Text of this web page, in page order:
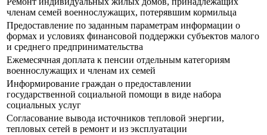
членам семей военнослужащих, потерявшим кормильца
Предоставление по заданным параметрам информации о
формах и условиях финансовой поддержки субъектов малого
и среднего предпринимательства
Ежемесячная доплата к пенсии отдельным категориям
военнослужащих и членам их семей
Информирование граждан о предоставлении
государственной социальной помощи в виде набора
социальных услуг
Согласование вывода источников тепловой энергии,
тепловых сетей в ремонт и из эксплуатации